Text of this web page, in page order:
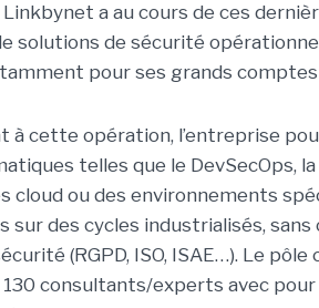
Linkbynet a au cours de ces
solutions de sécurité
pour ses grands
à cette opération, l’entreprise
telles que le DevSecOps,
cloud ou des environnements
sur des cycles industrialisés,
(RGPD, ISO, ISAE…). Le
consultants/experts avec pour